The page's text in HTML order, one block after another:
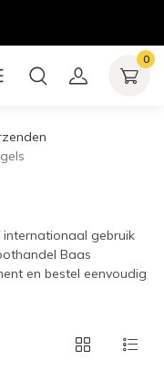
0
gebruik
Baas
en bestel eenvoudig